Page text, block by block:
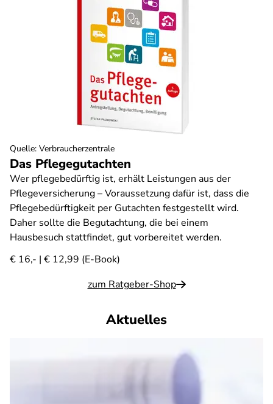
Das Pflegegutachten
Wer pflegebedürftig ist, erhält Leistungen aus der
Pflegeversicherung – Voraussetzung dafür ist, dass die
Pflegebedürftigkeit per Gutachten festgestellt wird.
Daher sollte die Begutachtung, die bei einem
Hausbesuch stattfindet, gut vorbereitet werden.
€ 16,- | € 12,99 (E-Book)
zum Ratgeber-Shop
Quelle: Verbraucherzentrale
Aktuelles